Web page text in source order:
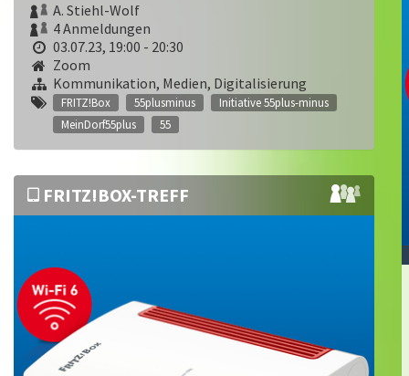
A. Stiehl-Wolf
4 Anmeldungen
03.07.23, 19:00 - 20:30
Zoom
Kommunikation, Medien, Digitalisierung
FRITZ!Box 55plusminus
Initiative 55plus-minus
MeinDorf55plus
55
FRITZ!BOX-TREFF